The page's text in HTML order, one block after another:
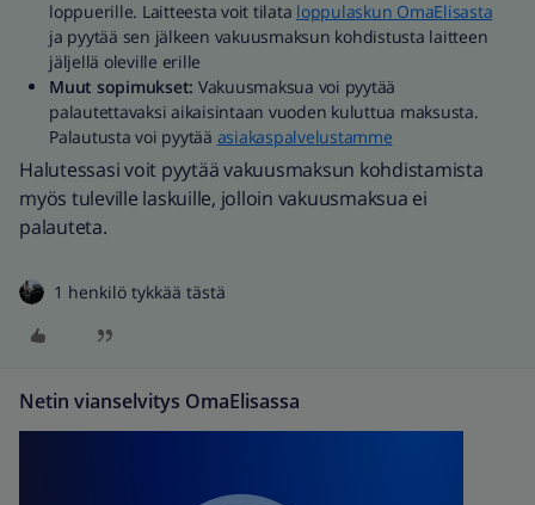
loppuerille. Laitteesta voit tilata loppulaskun OmaElisasta
ja pyytää sen jälkeen vakuusmaksun kohdistusta laitteen
jäljellä oleville erille
Muut sopimukset: Vakuusmaksua voi pyytää
palautettavaksi aikaisintaan vuoden kuluttua maksusta.
Palautusta voi pyytää asiakaspalvelustamme
Halutessasi voit pyytää vakuusmaksun kohdistamista
myös tuleville laskuille, jolloin vakuusmaksua ei
palauteta.
1 henkilö tykkää tästä
Netin vianselvitys OmaElisassa